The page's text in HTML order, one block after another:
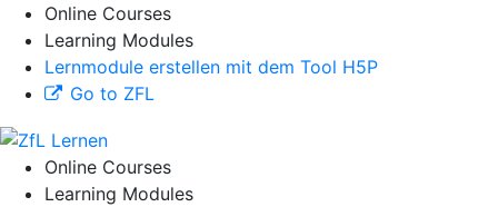
Online Courses
Learning Modules
Lernmodule erstellen mit dem Tool H5P
Go to ZFL
Online Courses
Learning Modules